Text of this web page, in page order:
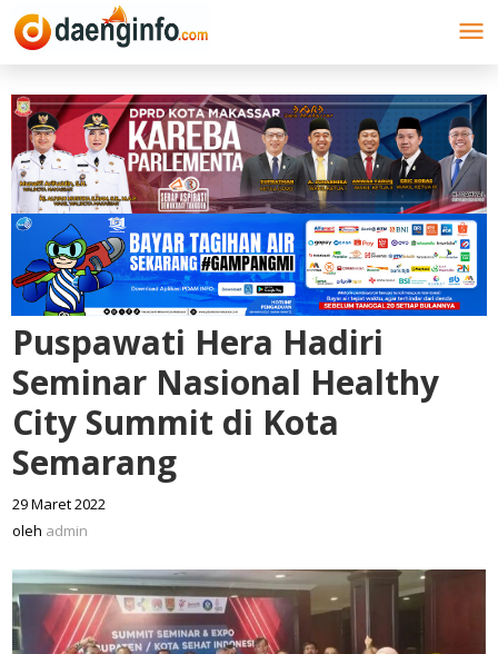
Lewati
ke
Puspawati Hera Hadiri
Seminar Nasional Healthy
City Summit di Kota
Semarang
29 Maret 2022
oleh admin